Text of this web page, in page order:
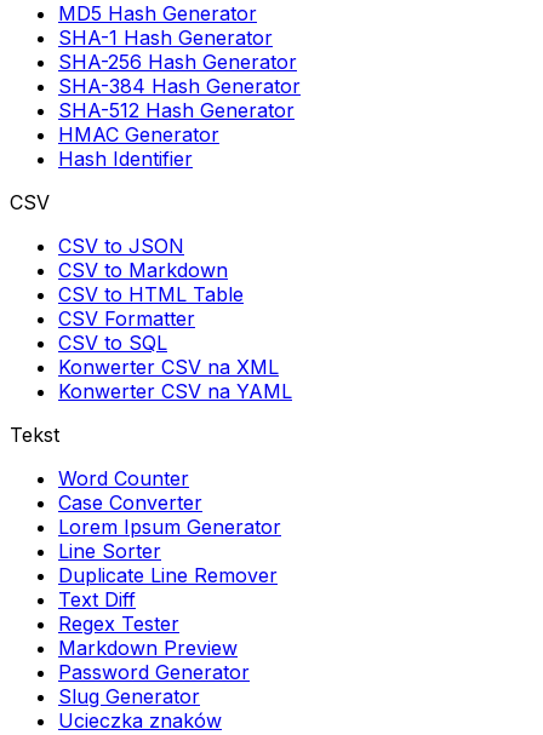
MD5 Hash Generator
SHA-1 Hash Generator
SHA-256 Hash Generator
SHA-384 Hash Generator
SHA-512 Hash Generator
HMAC Generator
Hash Identifier
CSV
CSV to JSON
CSV to Markdown
CSV to HTML Table
CSV Formatter
CSV to SQL
Konwerter CSV na XML
Konwerter CSV na YAML
Tekst
Word Counter
Case Converter
Lorem Ipsum Generator
Line Sorter
Duplicate Line Remover
Text Diff
Regex Tester
Markdown Preview
Password Generator
Slug Generator
Ucieczka znaków